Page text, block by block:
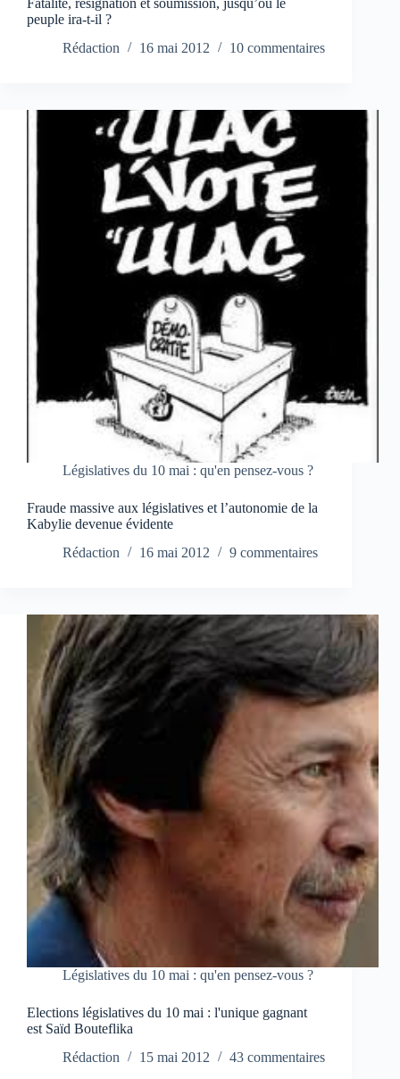
peuple ira-t-il ?
Rédaction
16 mai 2012 10 commentaires
Législatives du 10 mai : qu'en pensez-vous ?
Fraude massive aux législatives et l’autonomie de la
Kabylie devenue évidente
Rédaction
16 mai 2012 9 commentaires
Législatives du 10 mai : qu'en pensez-vous ?
Elections législatives du 10 mai : l'unique gagnant
est Saïd Bouteflika
Rédaction
15 mai 2012 43 commentaires